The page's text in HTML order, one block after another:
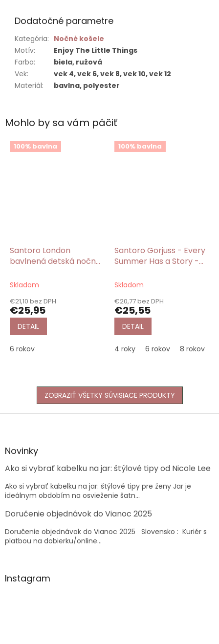
Mohlo by sa vám páčiť
100% bavlna
Santoro London
bavlnená detská nočná
Loved/Gorjuss
Skladom
€21,10 bez DPH
€25,95
DETAIL
6 rokov
100% bavlna
Santoro Gorjuss - Every
Summer Has a Story -
košeľa z bavlny červená
Skladom
€20,77 bez DPH
€25,55
DETAIL
4 roky 6 rokov 8 rokov
ZOBRAZIŤ VŠETKY SÚVISIACE PRODUKTY
Dodatočné parametre
Kategória: Nočné košele
Motív:
Enjoy The Little Things
Farba:
biela, ružová
Vek:
vek 4, vek 6, vek 8, vek 10, vek 12
Materiál: bavlna, polyester
Z
äNovinky
Ako si vybrať kabelku na jar: štýlové tipy od Nicole Lee
Ako si vybrať kabelku na jar: štýlové tipy pre ženy Jar je
ideálnym obdobím na osvieženie šatn...
Doručenie objednávok do Vianoc 2025
Doručenie objednávok do Vianoc 2025 Slovensko : Kuriér s
platbou na dobierku/online...
Instagram